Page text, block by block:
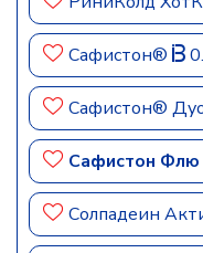
Сафистон®
Сафистон®
Сафистон Флю
Солпадеин